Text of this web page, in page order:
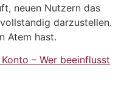
neuen Nutzern das
darzustellen.
Atem hast.
– Wer beeinflusst